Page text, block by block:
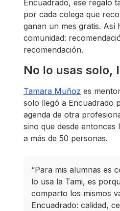
Encuadrado, ese regalo
por cada colega que
ganan un mes gratis. Así
comunidad:
recomendación.
No lo usas solo,
Tamara Muñoz es
solo llegó a Encuadrado
agenda de otra
sino que desde entonces
a más de 50 personas.
“Para mis alumnas es
lo usa la Tami, es
comparto los mismos
Encuadrado: calidad,